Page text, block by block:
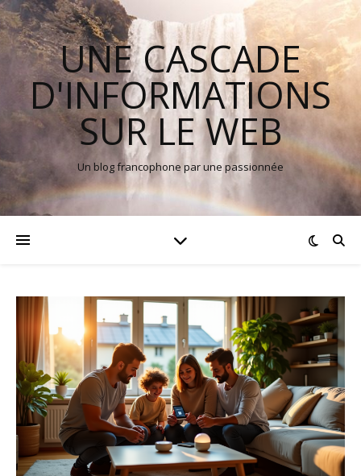
UNE CASCADE
D'INFORMATIONS
SUR LE WEB
Un blog francophone par une passionnée